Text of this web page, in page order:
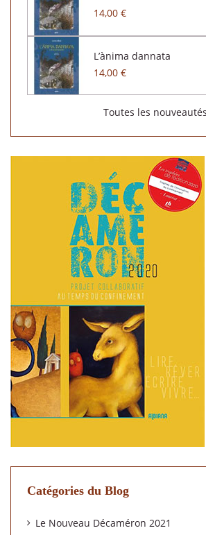
14,00 €
L’ànima dannata
14,00 €
Toutes les nouveautés
Catégories du Blog
Le Nouveau Décaméron 2021